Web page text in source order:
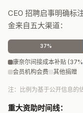
CEO 招聘启事明确标
金来自五大渠道：
37%
康奈尔间接成本补贴
会员机构会费
其他捐赠
注：比例为基于公开信息的
重大资助时间线：